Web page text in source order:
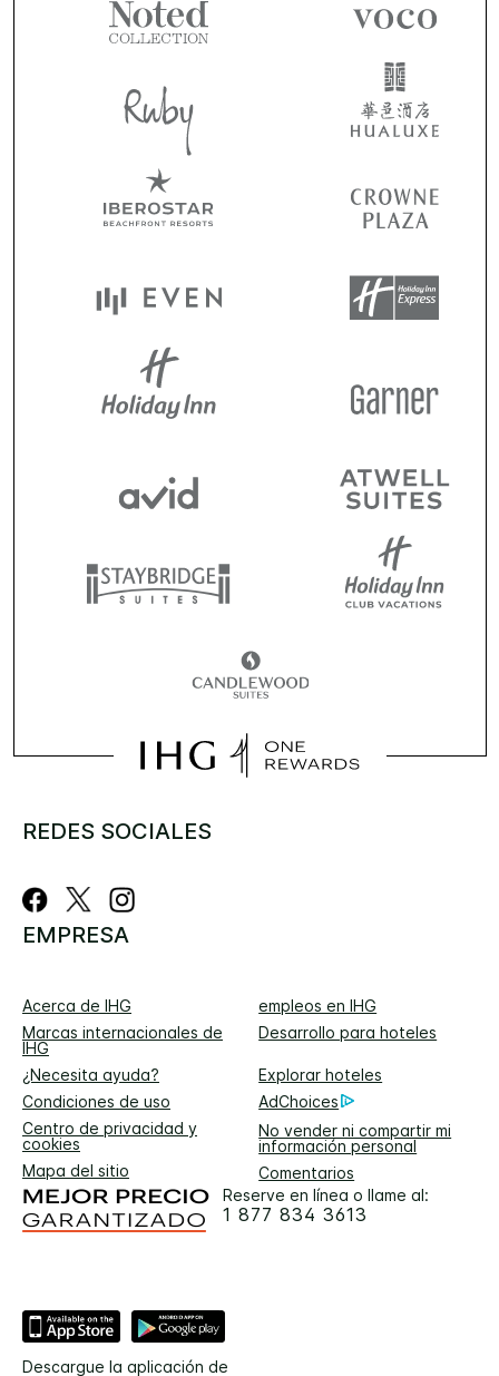
REDES SOCIALES
EMPRESA
Acerca de IHG
empleos en IHG
Marcas internacionales de
IHG
Desarrollo para hoteles
¿Necesita ayuda?
Explorar hoteles
Condiciones de uso
AdChoices
Centro de privacidad y
cookies
No vender ni compartir mi
información personal
Mapa del sitio
Comentarios
Reserve en línea o llame al:
1 877 834 3613
Descargue la aplicación de